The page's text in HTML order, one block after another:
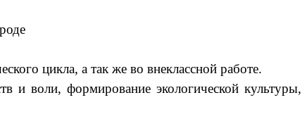
цикла, а так же во внеклассной работе.
и воли, формирование экологической культуры,